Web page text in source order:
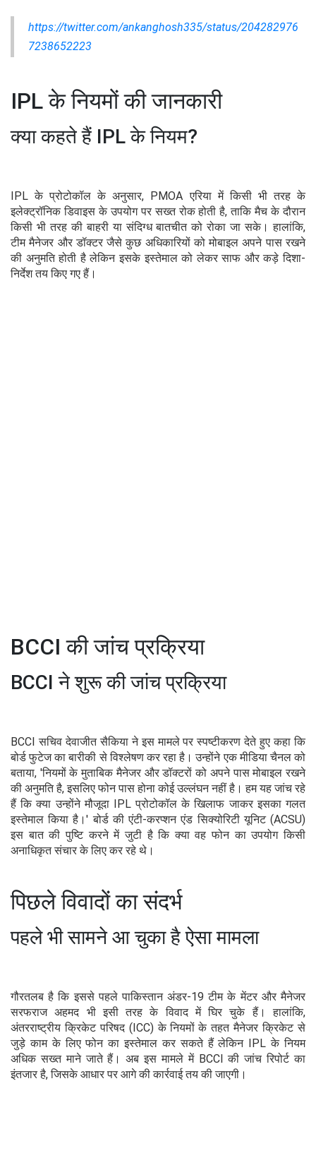
https://twitter.com/ankanghosh335/status/204282976
7238652223
IPL के नियमों की जानकारी
क्या कहते हैं IPL के नियम?
IPL के प्रोटोकॉल के अनुसार, PMOA एरिया में किसी भी तरह के
इलेक्ट्रॉनिक डिवाइस के उपयोग पर सख्त रोक होती है, ताकि मैच के दौरान
किसी भी तरह की बाहरी या संदिग्ध बातचीत को रोका जा सके। हालांकि,
टीम मैनेजर और डॉक्टर जैसे कुछ अधिकारियों को मोबाइल अपने पास रखने
की अनुमति होती है लेकिन इसके इस्तेमाल को लेकर साफ और कड़े दिशा-
निर्देश तय किए गए हैं।
BCCI की जांच प्रक्रिया
BCCI ने शुरू की जांच प्रक्रिया
BCCI सचिव देवाजीत सैकिया ने इस मामले पर स्पष्टीकरण देते हुए कहा कि
बोर्ड फुटेज का बारीकी से विश्लेषण कर रहा है। उन्होंने एक मीडिया चैनल को
बताया, 'नियमों के मुताबिक मैनेजर और डॉक्टरों को अपने पास मोबाइल रखने
की अनुमति है, इसलिए फोन पास होना कोई उल्लंघन नहीं है। हम यह जांच रहे
हैं कि क्या उन्होंने मौजूदा IPL प्रोटोकॉल के खिलाफ जाकर इसका गलत
इस्तेमाल किया है।' बोर्ड की एंटी-करप्शन एंड सिक्योरिटी यूनिट (ACSU)
इस बात की पुष्टि करने में जुटी है कि क्या वह फोन का उपयोग किसी
अनाधिकृत संचार के लिए कर रहे थे।
पिछले विवादों का संदर्भ
पहले भी सामने आ चुका है ऐसा मामला
गौरतलब है कि इससे पहले पाकिस्तान अंडर-19 टीम के मेंटर और मैनेजर
सरफराज अहमद भी इसी तरह के विवाद में घिर चुके हैं। हालांकि,
अंतरराष्ट्रीय क्रिकेट परिषद (ICC) के नियमों के तहत मैनेजर क्रिकेट से
जुड़े काम के लिए फोन का इस्तेमाल कर सकते हैं लेकिन IPL के नियम
अधिक सख्त माने जाते हैं। अब इस मामले में BCCI की जांच रिपोर्ट का
इंतजार है, जिसके आधार पर आगे की कार्रवाई तय की जाएगी।